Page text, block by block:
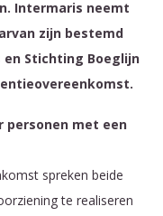
Intermaris neemt
zijn bestemd
Stichting Boeglijn
personen met een
spreken beide
te realiseren